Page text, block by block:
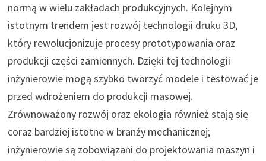
normą w wielu zakładach produkcyjnych. Kolejnym
istotnym trendem jest rozwój technologii druku 3D,
który rewolucjonizuje procesy prototypowania oraz
produkcji części zamiennych. Dzięki tej technologii
inżynierowie mogą szybko tworzyć modele i testować je
przed wdrożeniem do produkcji masowej.
Zrównoważony rozwój oraz ekologia również stają się
coraz bardziej istotne w branży mechanicznej;
inżynierowie są zobowiązani do projektowania maszyn i